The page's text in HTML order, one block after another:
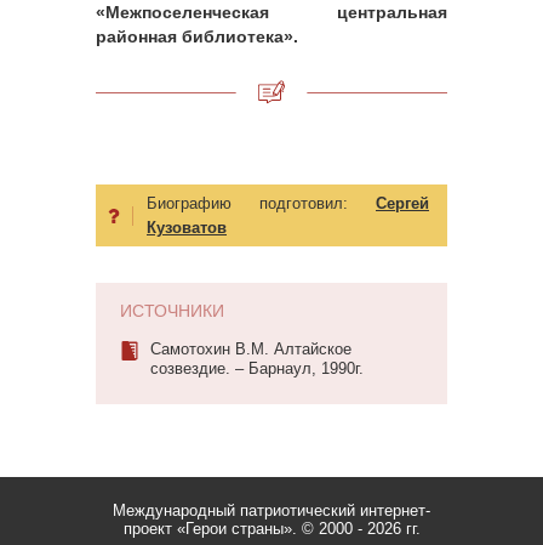
«Межпоселенческая центральная
районная библиотека».
Биографию подготовил: Сергей
Кузоватов
ИСТОЧНИКИ
Самотохин В.М. Алтайское
созвездие. – Барнаул, 1990г.
Международный патриотический интернет-
проект «Герои страны». © 2000 - 2026 гг.